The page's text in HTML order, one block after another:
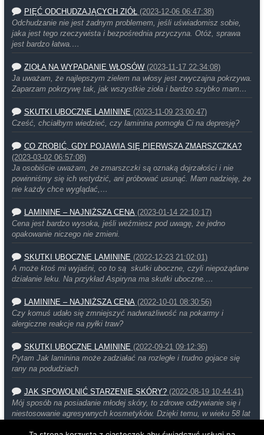
PIĘĆ ODCHUDZAJĄCYCH ZIÓŁ (2023-12-06 06:47:38)
Odchudzanie nie jest żadnym problemem, jeśli uświadomisz sobie,
jaka jest tego rzeczywista i bezpośrednia przyczyna. Otóż, sprawa
jest bardzo łatwa.…
ZIOŁA NA WYPADANIE WŁOSÓW (2023-11-17 22:34:08)
Ja uważam, że najlepszym zielem na włosy jest zwyczajna pokrzywa.
Zaparzam pokrzywę tak, jak wszystkie zioła i bardzo szybko mam…
SKUTKI UBOCZNE LAMININE (2023-11-09 23:00:47)
Cześć, chciałbym wiedzieć, czy laminina pomogła Ci na depresję?
CO ZROBIĆ, GDY POJAWIA SIĘ PIERWSZA ZMARSZCZKA?
(2023-03-02 06:57:08)
Ja osobiście uważam, że zmarszczki są oznaką dojrzałości i nie
powinniśmy się ich wstydzić, ani próbować usunąć. Mam nadzieję, że
nie każdy chce wyglądać,…
LAMININE – NAJNIŻSZA CENA (2023-01-14 22:10:17)
Cena jest bardzo wysoka, jeśli weźmiesz pod uwagę, że jedno
opakowanie niczego nie zmieni.
SKUTKI UBOCZNE LAMININE (2022-12-23 21:02:01)
A może ktoś mi wyjaśni, co to są skutki uboczne, czyli niepożądane
działanie leku. Na przykład Aspiryna ma skutki uboczne.…
LAMININE – NAJNIŻSZA CENA (2022-10-01 08:30:56)
Czy komuś udało się zmniejszyć nadwrażliwość na pokarmy i
alergiczne reakcje na pyłki traw?
SKUTKI UBOCZNE LAMININE (2022-09-21 09:12:36)
Pytam Jak laminina może zadziałać na rozległe i trudno gojace się
rany na podudziach
JAK SPOWOLNIĆ STARZENIE SKÓRY? (2022-08-19 10:44:41)
Mój sposób na posiadanie młodej skóry, to zdrowe odżywianie się i
niestosowanie agresywnych kosmetyków. Dzięki temu, w wieku 58 lat